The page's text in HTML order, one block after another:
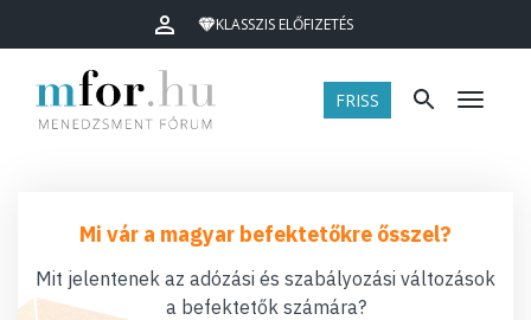
KLASSZIS ELŐFIZETÉS
FRISS Menü
Mi vár a magyar befektetőkre ősszel?
Mit jelentenek az adózási és szabályozási változások
a befektetők számára?